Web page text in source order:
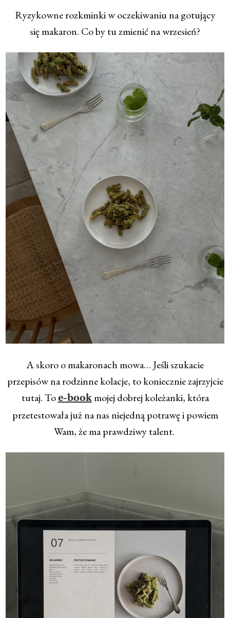
Ryzykowne rozkminki w oczekiwaniu na gotujący
się makaron. Co by tu zmienić na wrzesień?
A skoro o makaronach mowa… Jeśli szukacie
przepisów na rodzinne kolacje, to koniecznie zajrzyjcie
tutaj. To e-bookmojej dobrej koleżanki, która
przetestowała już na nas niejedną potrawę i powiem
Wam, że ma prawdziwy talent.